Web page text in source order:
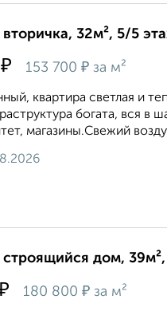
вторичка, 32м², 5/5
₽ 153 700 ₽ за м²
квартира светлая и
богата, вся в
магазины.Свежий
строящийся дом,
180 800 ₽ за м²